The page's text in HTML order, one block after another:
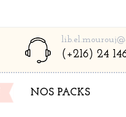
(+216) 24
NOS PACKS